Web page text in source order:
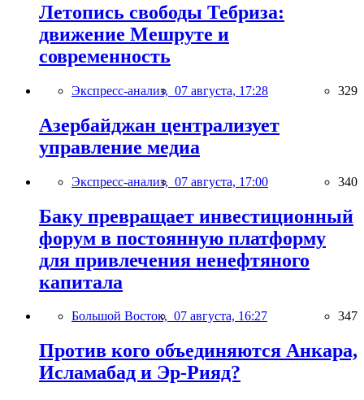
Летопись свободы Тебриза:
движение Мешруте и
современность
Экспресс-анализ, 07 августа, 17:28 329
Азербайджан централизует
управление медиа
Экспресс-анализ, 07 августа, 17:00 340
Баку превращает инвестиционный
форум в постоянную платформу
для привлечения ненефтяного
капитала
Большой Восток, 07 августа, 16:27 347
Против кого объединяются Анкара,
Исламабад и Эр-Рияд?